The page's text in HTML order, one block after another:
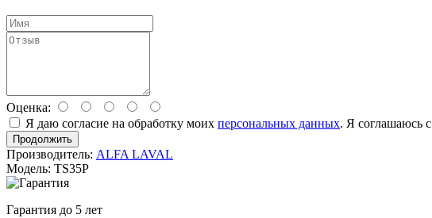
Оценка:
Я даю согласие на обработку моих персональных данных. Я соглашаюсь с
Продолжить
Производитель: ALFA LAVAL
Модель: TS35P
Гарантия до 5 лет